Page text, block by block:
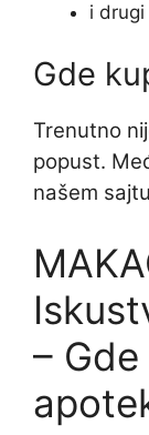
i
Gde
Trenutno
popust.
našem
–